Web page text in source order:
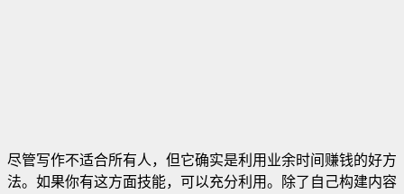
尽管写作不适合所有人，但它确实是利用业余时间赚钱的好方
法。如果你有这方面技能，可以充分利用。除了自己构建内容